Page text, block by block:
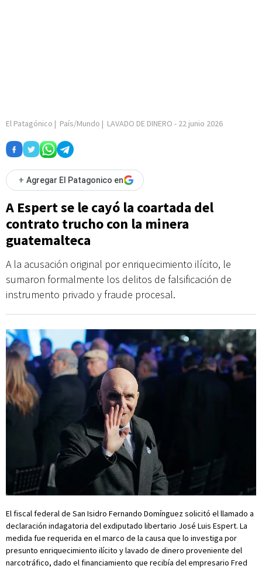
El Patagónico | País/Mundo | LAVADO DE DINERO - 22 junio 2026
+ Agregar El Patagonico en
A Espert se le cayó la coartada del
contrato trucho con la minera
guatemalteca
A la acusación original por enriquecimiento ilícito, le
sumaron formalmente los delitos de falsificación de
instrumento privado y fraude procesal.
El fiscal federal de San Isidro Fernando Domínguez solicitó el llamado a
declaración indagatoria del exdiputado libertario José Luis Espert. La
medida fue requerida en el marco de la causa que lo investiga por
presunto enriquecimiento ilícito y lavado de dinero proveniente del
narcotráfico, dado el financiamiento que recibía del empresario Fred